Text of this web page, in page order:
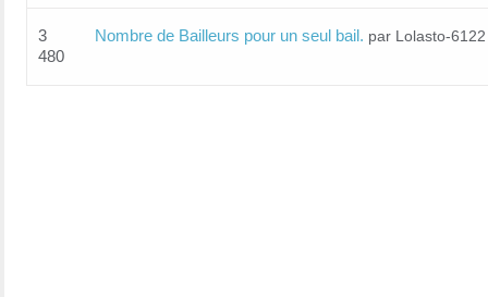
3
480
Nombre de Bailleurs pour un seul bail. par Lolasto-6122